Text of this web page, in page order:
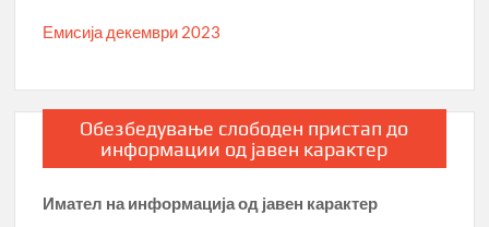
Емисија декември 2023
Обезбедување слободен пристап до
информации од јавен карактер
Имател на информација од јавен карактер